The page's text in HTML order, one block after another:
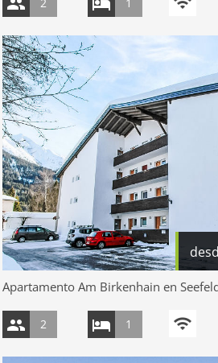
Apartamento Am Birkenhain en
2 1